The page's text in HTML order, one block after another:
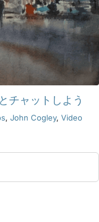
チャットしよう
, John Cogley, Video